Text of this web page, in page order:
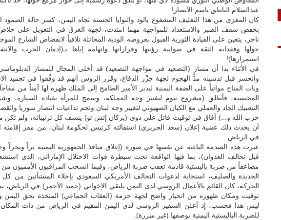
عبدالسلام الناطق باسم الأنصار!
كان المغزى من هذا التغليف المشفوع بالود والنوايا الحسنة تجاه اليمن، كسر حالة الصمود
بخفض سقف الصبر والاستعداد للمواجهة مهما امتدت، لجهة الغرق في التعويل على
ناجز، يتعين على القيادة الثورية القبول بعروضه الودية المخاتلة تلافياً لانفضاض الشارع
حولها وفقدانه الثقة في صوابية رؤيتها وقراراتها واتهامه إياها بـ(إدمان الحرب
استمرارها)!
في الأثناء بدا أن مسار (التصعيد في مواجهة التصعيد) قد أخلى المجال للمسار
وانحسر قبل تدشينه مدُّ الهجوم لجهة جزْر الدفاع، وقرر الروس أنهم قد وفِّقوا في تجميد
وبات المناخ مواتياً على الضفة اليمنية ليدير الأمير الطامح إلى الملك ظهره لها آمناً من
المحتسبة، فأطلق (مشروع نيوم لتغيير وجه المملكة، وسمح للمرأة بقيادة السيارة،
التشبيك الجاد والعملي مع الكيان الصهيوني لتغيير وجه لبنان ولجم تداعيات انتصار سوريا
حزب الله و...) أفاق في توقيت قاتل على دوي (بركان إتش تو) ينسف كل ترتيباته، ولم تكن
أن يحدث ذلك عشية إعلان (سعد الحريري) استقالته كرئيس لحكومة لبنان، من مقر إقامته
في الرياض.
عبرت هذه الصدمة الباغتة عن نفسها في صورة (إغلاق منافذ الجمهورية اليمنية براً وبحراً
قبل تحالف العدوان)، بما فيها الواقعة تحت سيطرة قوات الاحتلال الإماراتي، الذي
مضاعفاً من ضربة باليستية قادمة تعقب ضربة الرياض، وفيما انسحب المراقبون الأمميون من
الحديدة والصليف، استجابة لدعوات التحالف الأمريكي السعودي بإخلاء المنشأتين من كل
الحركة، كان القائم بالأعمال الروسي لدى اليمن يلتقي الإخواني (حميد الأحمر) في الرياض،
توقيت ومكان ظهوره من انحياز واضح لجهة حزمة (العقاب الجماعي) المتخذة بحق اليمن
ليس هذا فحسب، إذ أعلن السفير الروسي لدى اليمن المقيم في الرياض من ذات
للضربة الباليستية اليمنية بوصفها (غير مبررة).